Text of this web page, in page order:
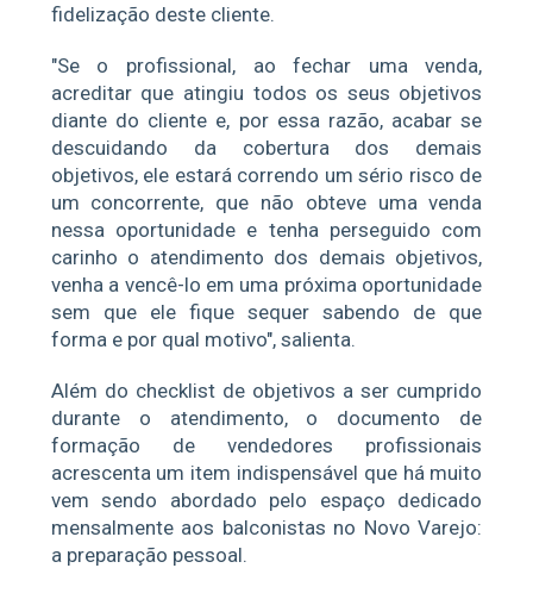
fidelização deste cliente.
"Se o profissional, ao fechar uma venda,
acreditar que atingiu todos os seus objetivos
diante do cliente e, por essa razão, acabar se
descuidando da cobertura dos demais
objetivos, ele estará correndo um sério risco de
um concorrente, que não obteve uma venda
nessa oportunidade e tenha perseguido com
carinho o atendimento dos demais objetivos,
venha a vencê-lo em uma próxima oportunidade
sem que ele fique sequer sabendo de que
forma e por qual motivo", salienta.
Além do checklist de objetivos a ser cumprido
durante o atendimento, o documento de
formação de vendedores profissionais
acrescenta um item indispensável que há muito
vem sendo abordado pelo espaço dedicado
mensalmente aos balconistas no Novo Varejo:
a preparação pessoal.